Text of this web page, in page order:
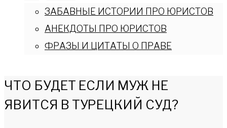
ЗАБАВНЫЕ ИСТОРИИ ПРО ЮРИСТОВ
АНЕКДОТЫ ПРО ЮРИСТОВ
ФРАЗЫ И ЦИТАТЫ О ПРАВЕ
ЧТО БУДЕТ ЕСЛИ МУЖ НЕ
ЯВИТСЯ В ТУРЕЦКИЙ СУД?